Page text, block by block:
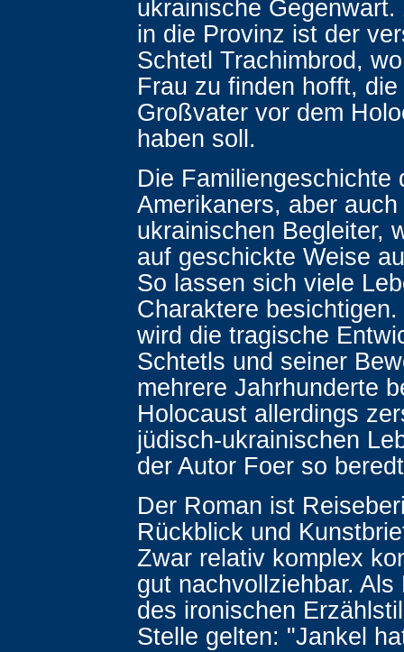
ukrainische
in die Provinz ist der
Schtetl Trachimbrod,
Frau zu finden hofft,
Großvater vor dem
haben soll.
Die Familiengeschichte
Amerikaners, aber
ukrainischen Begleiter,
auf geschickte Weise
So lassen sich viele
Charaktere
wird die tragische
Schtetls und seiner
mehrere Jahrhunderte
Holocaust allerdings
jüdisch-ukrainischen
der Autor Foer so
Der Roman ist
Rückblick und
Zwar relativ komplex
gut nachvollziehbar. Als
des ironischen
Stelle gelten: "Jankel